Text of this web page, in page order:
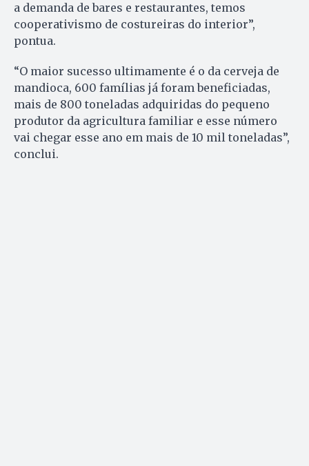
a demanda de bares e restaurantes, temos
cooperativismo de costureiras do interior”,
pontua.
“O maior sucesso ultimamente é o da cerveja de
mandioca, 600 famílias já foram beneficiadas,
mais de 800 toneladas adquiridas do pequeno
produtor da agricultura familiar e esse número
vai chegar esse ano em mais de 10 mil toneladas”,
conclui.